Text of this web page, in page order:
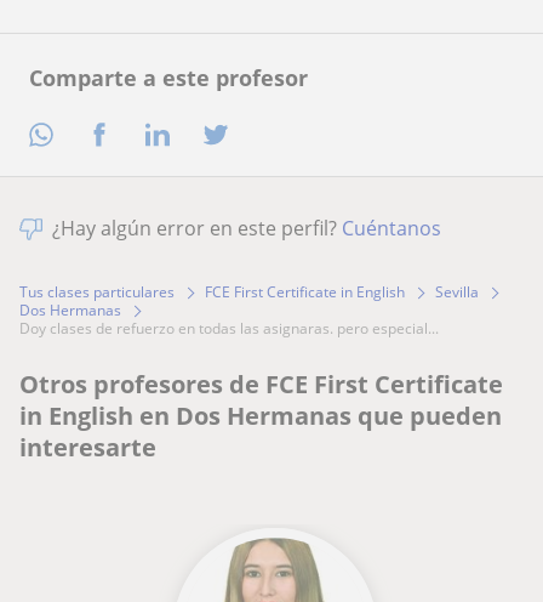
Comparte a este profesor
¿Hay algún error en este perfil? Cuéntanos
Tus clases particulares FCE First Certificate in English
Sevilla
Dos Hermanas
doy clases de refuerzo en todas las asignaras. pero especial...
Otros profesores de FCE First Certificate
in English en Dos Hermanas que pueden
interesarte